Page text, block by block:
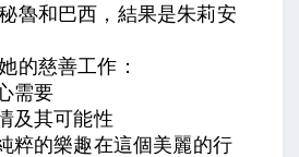
魯和巴西，結果是朱莉安
的慈善工作：
需要
及其可能性
粹的樂趣在這個美麗的行